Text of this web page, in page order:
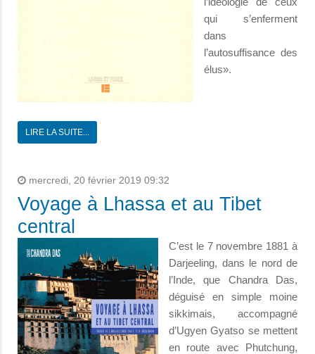
qui s’enferment
dans
l’autosuffisance des
élus».
LIRE LA SUITE...
mercredi, 20 février 2019 09:32
Voyage à Lhassa et au Tibet
central
C’est le 7 novembre 1881 à
Darjeeling, dans le nord de
l’Inde, que Chandra Das,
déguisé en simple moine
sikkimais, accompagné
d’Ugyen Gyatso se mettent
en route avec Phutchung,